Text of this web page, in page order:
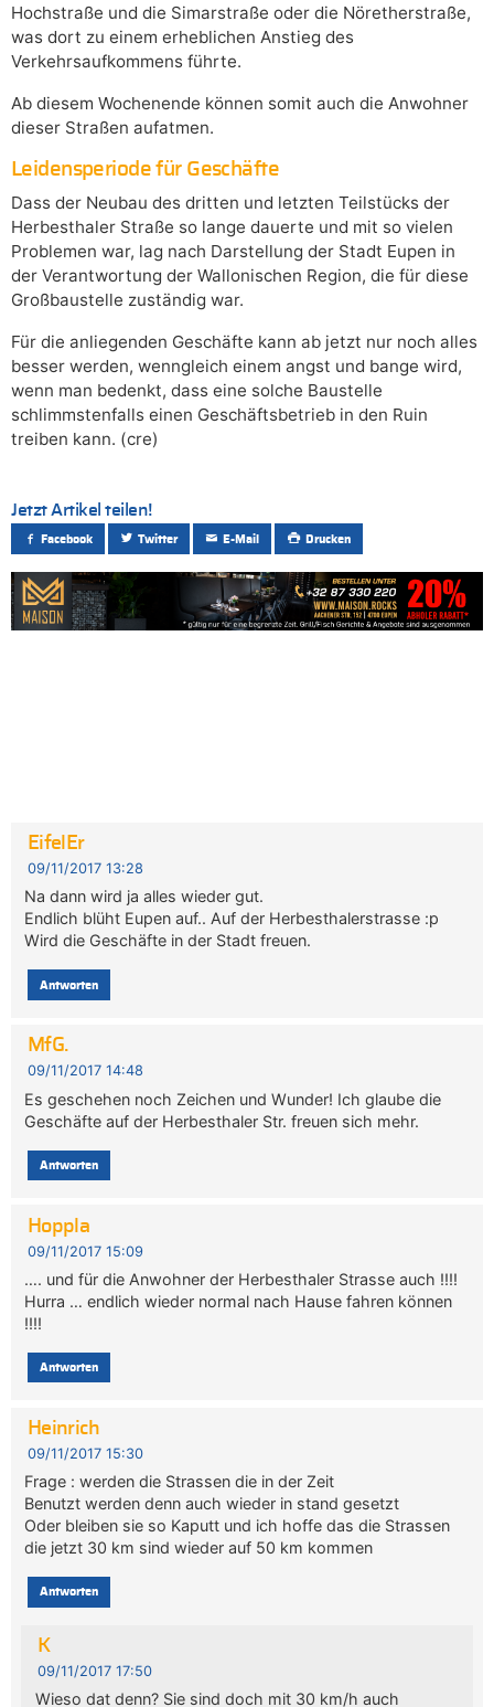
Hochstraße und die Simarstraße oder die Nöretherstraße,
was dort zu einem erheblichen Anstieg des
Verkehrsaufkommens führte.
Ab diesem Wochenende können somit auch die Anwohner
dieser Straßen aufatmen.
Leidensperiode für Geschäfte
Dass der Neubau des dritten und letzten Teilstücks der
Herbesthaler Straße so lange dauerte und mit so vielen
Problemen war, lag nach Darstellung der Stadt Eupen in
der Verantwortung der Wallonischen Region, die für diese
Großbaustelle zuständig war.
Für die anliegenden Geschäfte kann ab jetzt nur noch alles
besser werden, wenngleich einem angst und bange wird,
wenn man bedenkt, dass eine solche Baustelle
schlimmstenfalls einen Geschäftsbetrieb in den Ruin
treiben kann. (cre)
Jetzt Artikel teilen!
Facebook Twitter E-Mail Drucken
EifelEr
09/11/2017 13:28
Na dann wird ja alles wieder gut.
Endlich blüht Eupen auf.. Auf der Herbesthalerstrasse :p
Wird die Geschäfte in der Stadt freuen.
Antworten
MfG.
09/11/2017 14:48
Es geschehen noch Zeichen und Wunder! Ich glaube die
Geschäfte auf der Herbesthaler Str. freuen sich mehr.
Antworten
Hoppla
09/11/2017 15:09
…. und für die Anwohner der Herbesthaler Strasse auch !!!!
Hurra … endlich wieder normal nach Hause fahren können
!!!!
Antworten
Heinrich
09/11/2017 15:30
Frage : werden die Strassen die in der Zeit
Benutzt werden denn auch wieder in stand gesetzt
Oder bleiben sie so Kaputt und ich hoffe das die Strassen
die jetzt 30 km sind wieder auf 50 km kommen
Antworten
K
09/11/2017 17:50
Wieso dat denn? Sie sind doch mit 30 km/h auch